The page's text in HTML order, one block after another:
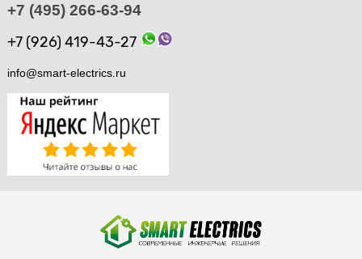
+7 (495) 266-63-94
+7 (926) 419-43-27
info@smart-electrics.ru